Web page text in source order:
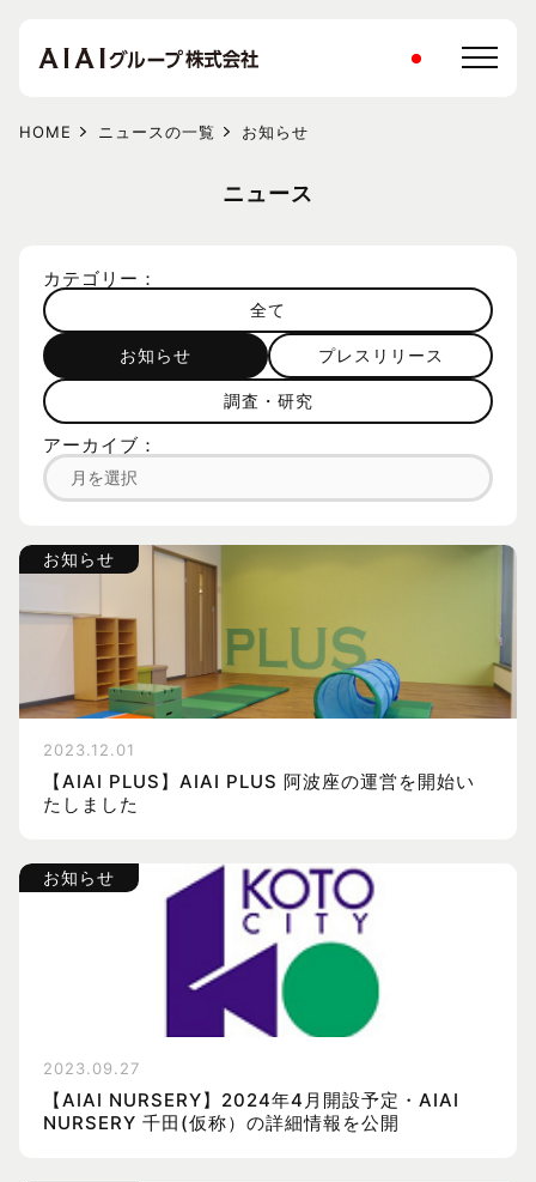
HOME ニュースの一覧 お知らせ
ニュース
カテゴリー：
全て
お知らせ プレスリリース
調査・研究
アーカイブ：
お知らせ
2023.12.01
【AIAI PLUS】AIAI PLUS 阿波座の運営を開始い
たしました
お知らせ
2023.09.27
【AIAI NURSERY】2024年4月開設予定・AIAI
NURSERY 千田(仮称）の詳細情報を公開